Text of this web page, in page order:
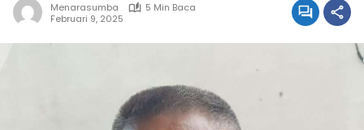
Menarasumba
5 Min Baca
Februari 9, 2025